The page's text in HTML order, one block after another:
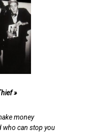
»
money
who can stop you